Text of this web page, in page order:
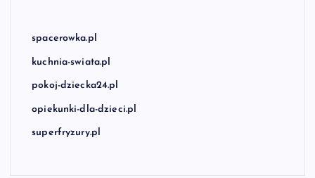
spacerowka.pl
kuchnia-swiata.pl
pokoj-dziecka24.pl
opiekunki-dla-dzieci.pl
superfryzury.pl